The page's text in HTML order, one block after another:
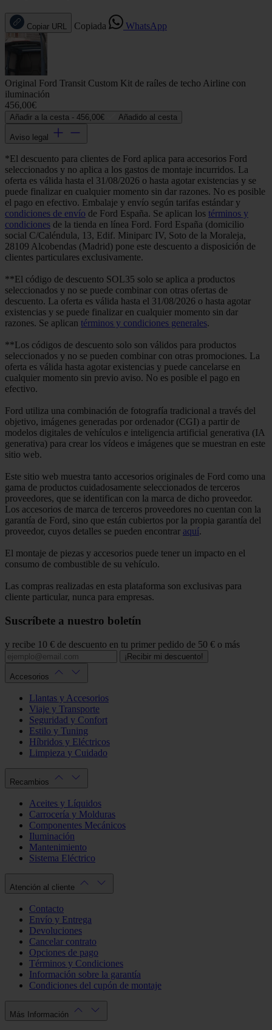
Copiar URL Copiada WhatsApp
Original Ford Transit Custom Kit de raíles de techo Airline con
iluminación
456,00€
Añadir a la cesta - 456,00€ Añadido al cesta
Aviso legal
*El descuento para clientes de Ford aplica para accesorios Ford
seleccionados y no aplica a los gastos de montaje incurridos. La
oferta es válida hasta el 31/08/2026 o hasta agotar existencias y se
puede finalizar en cualquier momento sin dar razones. No es posible
el pago en efectivo. Embalaje y envío según tarifas estándar y
condiciones de envío de Ford España. Se aplican los términos y
condiciones de la tienda en línea Ford. Ford España (domicilio
social C/Caléndula, 13, Edif. Miniparc IV, Soto de la Moraleja,
28109 Alcobendas (Madrid) pone este descuento a disposición de
clientes particulares exclusivamente.
**El código de descuento SOL35 solo se aplica a productos
seleccionados y no se puede combinar con otras ofertas de
descuento. La oferta es válida hasta el 31/08/2026 o hasta agotar
existencias y se puede finalizar en cualquier momento sin dar
razones. Se aplican términos y condiciones generales.
**Los códigos de descuento solo son válidos para productos
seleccionados y no se pueden combinar con otras promociones. La
oferta es válida hasta agotar existencias y puede cancelarse en
cualquier momento sin previo aviso. No es posible el pago en
efectivo.
Ford utiliza una combinación de fotografía tradicional a través del
objetivo, imágenes generadas por ordenador (CGI) a partir de
modelos digitales de vehículos e inteligencia artificial generativa (IA
generativa) para crear los vídeos e imágenes que se muestran en este
sitio web.
Este sitio web muestra tanto accesorios originales de Ford como una
gama de productos cuidadosamente seleccionados de terceros
proveedores, que se identifican con la marca de dicho proveedor.
Los accesorios de marca de terceros proveedores no cuentan con la
garantía de Ford, sino que están cubiertos por la propia garantía del
proveedor, cuyos detalles se pueden encontrar aquí.
El montaje de piezas y accesorios puede tener un impacto en el
consumo de combustible de su vehículo.
Las compras realizadas en esta plataforma son exclusivas para
cliente particular, nunca para empresas.
Suscríbete a nuestro boletín
y recibe 10 € de descuento en tu primer pedido de 50 € o más
¡Recibir mi descuento!
Accesorios
Llantas y Accesorios
Viaje y Transporte
Seguridad y Confort
Estilo y Tuning
Híbridos y Eléctricos
Limpieza y Cuidado
Recambios
Aceites y Líquidos
Carrocería y Molduras
Componentes Mecánicos
Iluminación
Mantenimiento
Sistema Eléctrico
Atención al cliente
Contacto
Envío y Entrega
Devoluciones
Cancelar contrato
Opciones de pago
Términos y Condiciones
Información sobre la garantía
Condiciones del cupón de montaje
Más Información